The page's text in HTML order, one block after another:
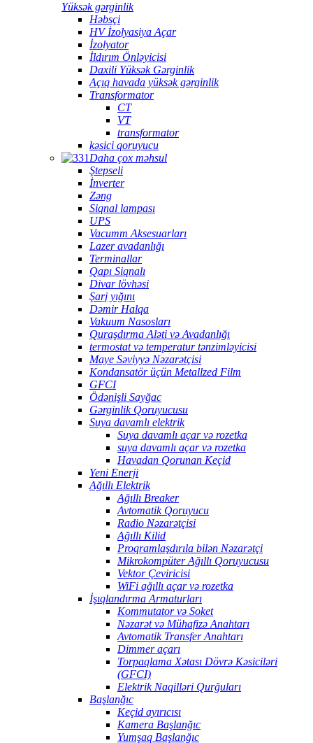
Yüksək gərginlik
Həbsçi
HV İzolyasiya Açar
İzolyator
İldırım Önləyicisi
Daxili Yüksək Gərginlik
Açıq havada yüksək gərginlik
Transformator
CT
VT
transformator
kəsici qoruyucu
Daha çox məhsul
Ştepseli
İnverter
Zəng
Siqnal lampası
UPS
Vacumm Aksesuarları
Lazer avadanlığı
Terminallar
Qapı Siqnalı
Divar lövhəsi
Şarj yığını
Dəmir Halqa
Vakuum Nasosları
Quraşdırma Aləti və Avadanlığı
termostat və temperatur tənzimləyicisi
Maye Səviyyə Nəzarətçisi
Kondansatör üçün Metallzed Film
GFCI
Ödənişli Sayğac
Gərginlik Qoruyucusu
Suya davamlı elektrik
Suya davamlı açar və rozetka
suya davamlı açar və rozetka
Havadan Qorunan Keçid
Yeni Enerji
Ağıllı Elektrik
Ağıllı Breaker
Avtomatik Qoruyucu
Radio Nəzarətçisi
Ağıllı Kilid
Proqramlaşdırıla bilən Nəzarətçi
Mikrokompüter Ağıllı Qoruyucusu
Vektor Çeviricisi
WiFi ağıllı açar və rozetka
İşıqlandırma Armaturları
Kommutator və Soket
Nəzarət və Mühafizə Anahtarı
Avtomatik Transfer Anahtarı
Dimmer açarı
Torpaqlama Xətası Dövrə Kəsiciləri
(GFCI)
Elektrik Naqilləri Qurğuları
Başlanğıc
Keçid ayırıcısı
Kamera Başlanğıc
Yumşaq Başlanğıc